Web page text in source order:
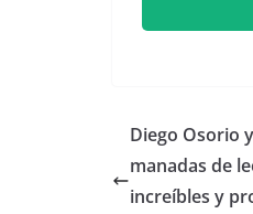
​Diego Osorio
manadas de
increíbles y